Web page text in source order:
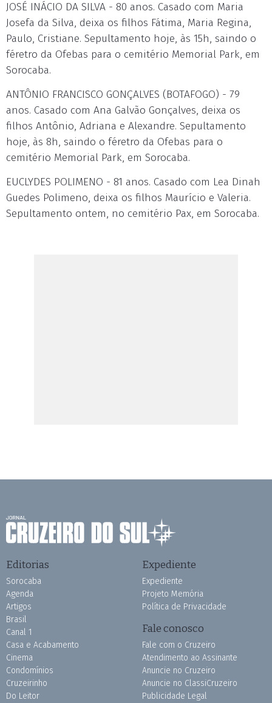
JOSÉ INÁCIO DA SILVA - 80 anos. Casado com Maria
Josefa da Silva, deixa os filhos Fátima, Maria Regina,
Paulo, Cristiane. Sepultamento hoje, às 15h, saindo o
féretro da Ofebas para o cemitério Memorial Park, em
Sorocaba.
ANTÔNIO FRANCISCO GONÇALVES (BOTAFOGO) - 79
anos. Casado com Ana Galvão Gonçalves, deixa os
filhos Antônio, Adriana e Alexandre. Sepultamento
hoje, às 8h, saindo o féretro da Ofebas para o
cemitério Memorial Park, em Sorocaba.
EUCLYDES POLIMENO - 81 anos. Casado com Lea Dinah
Guedes Polimeno, deixa os filhos Maurício e Valeria.
Sepultamento ontem, no cemitério Pax, em Sorocaba.
Editorias
Sorocaba
Agenda
Artigos
Brasil
Canal 1
Casa e Acabamento
Cinema
Condomínios
Cruzeirinho
Do Leitor
Expediente
Expediente
Projeto Memória
Política de Privacidade
Fale conosco
Fale com o Cruzeiro
Atendimento ao Assinante
Anuncie no Cruzeiro
Anuncie no ClassiCruzeiro
Publicidade Legal